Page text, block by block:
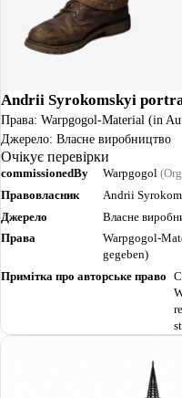
Andrii Syrokomskyi
Права: Warpgogol-Material (in
Джерело: Власне виробництво
Очікує перевірки
commissionedBy Warpgogol
Правовласник
Andrii
Джерело
Власне
Права
Warpgogol-
gegeben)
Примітка про авторське право